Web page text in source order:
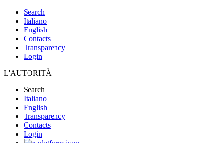
Search
Italiano
English
Contacts
Transparency
Login
L'AUTORITÀ
Search
Italiano
English
Transparency
Contacts
Login